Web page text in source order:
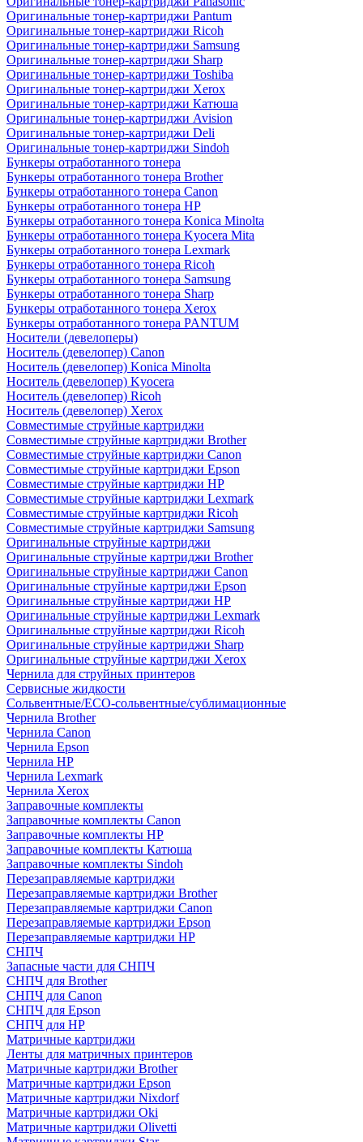
Оригинальные тонер-картриджи Pantum
Оригинальные тонер-картриджи Ricoh
Оригинальные тонер-картриджи Samsung
Оригинальные тонер-картриджи Sharp
Оригинальные тонер-картриджи Toshiba
Оригинальные тонер-картриджи Xerox
Оригинальные тонер-картриджи Катюша
Оригинальные тонер-картриджи Avision
Оригинальные тонер-картриджи Deli
Оригинальные тонер-картриджи Sindoh
Бункеры отработанного тонера
Бункеры отработанного тонера Brother
Бункеры отработанного тонера Canon
Бункеры отработанного тонера HP
Бункеры отработанного тонера Konica Minolta
Бункеры отработанного тонера Kyocera Mita
Бункеры отработанного тонера Lexmark
Бункеры отработанного тонера Ricoh
Бункеры отработанного тонера Samsung
Бункеры отработанного тонера Sharp
Бункеры отработанного тонера Xerox
Бункеры отработанного тонера PANTUM
Носители (девелоперы)
Носитель (девелопер) Canon
Носитель (девелопер) Konica Minolta
Носитель (девелопер) Kyocera
Носитель (девелопер) Ricoh
Носитель (девелопер) Xerox
Совместимые струйные картриджи
Совместимые струйные картриджи Brother
Совместимые струйные картриджи Canon
Совместимые струйные картриджи Epson
Совместимые струйные картриджи HP
Совместимые струйные картриджи Lexmark
Совместимые струйные картриджи Ricoh
Совместимые струйные картриджи Samsung
Оригинальные струйные картриджи
Оригинальные струйные картриджи Brother
Оригинальные струйные картриджи Canon
Оригинальные струйные картриджи Epson
Оригинальные струйные картриджи HP
Оригинальные струйные картриджи Lexmark
Оригинальные струйные картриджи Ricoh
Оригинальные струйные картриджи Sharp
Оригинальные струйные картриджи Xerox
Чернила для струйных принтеров
Сервисные жидкости
Сольвентные/ECO-сольвентные/сублимационные
Чернила Brother
Чернила Canon
Чернила Epson
Чернила HP
Чернила Lexmark
Чернила Xerox
Заправочные комплекты
Заправочные комплекты Canon
Заправочные комплекты HP
Заправочные комплекты Катюша
Заправочные комплекты Sindoh
Перезаправляемые картриджи
Перезаправляемые картриджи Brother
Перезаправляемые картриджи Canon
Перезаправляемые картриджи Epson
Перезаправляемые картриджи HP
СНПЧ
Запасные части для СНПЧ
СНПЧ для Brother
СНПЧ для Canon
СНПЧ для Epson
СНПЧ для HP
Матричные картриджи
Ленты для матричных принтеров
Матричные картриджи Brother
Матричные картриджи Epson
Матричные картриджи Nixdorf
Матричные картриджи Oki
Матричные картриджи Olivetti